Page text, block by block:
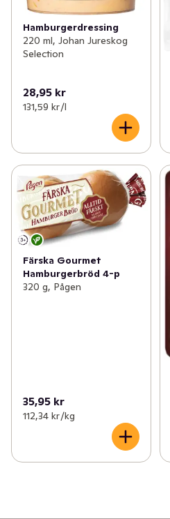
Hamburgerdressing
220 ml, Johan Jureskog
Selection
28,95 kr
131,59 kr /l
Färska Gourmet
Hamburgerbröd 4-p
320 g, Pågen
35,95 kr
112,34 kr /kg